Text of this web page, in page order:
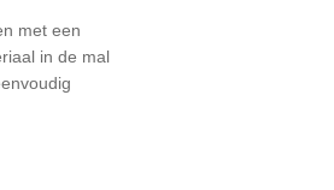
met een
in de mal